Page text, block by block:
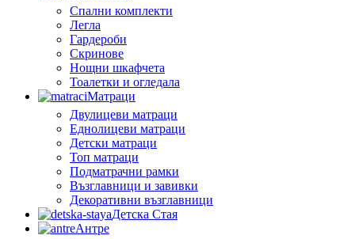
Спални комплекти
Легла
Гардероби
Скринове
Нощни шкафчета
Тоалетки и огледала
Матраци
Двулицеви матраци
Еднолицеви матраци
Детски матраци
Топ матраци
Подматрачни рамки
Възглавници и завивки
Декоративни възглавници
Детска Стая
Антре